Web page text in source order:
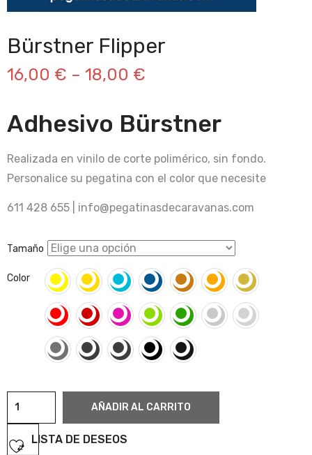
Bürstner Flipper
16,00 € – 18,00 €
Adhesivo Bürstner
Realizada en vinilo de corte polimérico, sin fondo.
Personalice su pegatina con el color que necesite
611 428 655 | info@pegatinasdecaravanas.com
Tamaño
Color
Bürstner
cantidad
AÑADIR AL CARRITO
LISTA DE DESEOS